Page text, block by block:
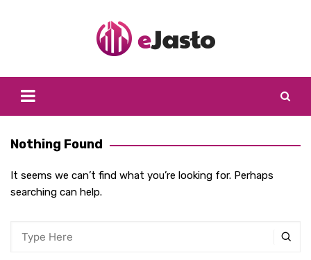
Nothing Found
It seems we can’t find what you’re looking for. Perhaps
searching can help.